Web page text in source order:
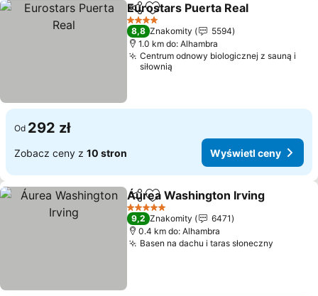
Udostępnij
Dodaj do ulubionych
Eurostars Puerta Real
4 Kategoria
8,8 Znakomity
5594
1.0 km do: Alhambra
Centrum odnowy biologicznej z sauną i
siłownią
Od 292 zł
Zobacz ceny z 10 stron Wyświetl ceny
Udostępnij
Dodaj do ulubionych
Áurea Washington Irving
5 Kategoria
9,2 Znakomity
6471
0.4 km do: Alhambra
Basen na dachu i taras słoneczny